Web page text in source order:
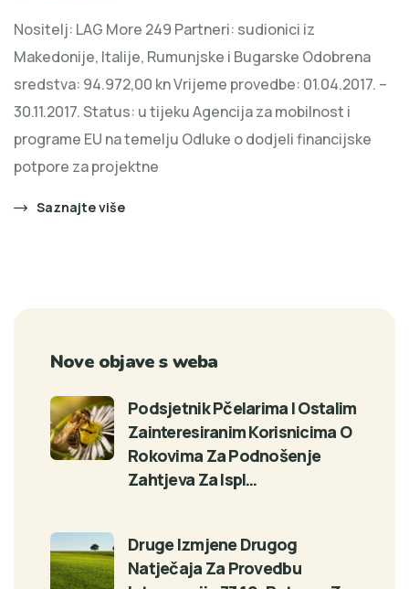
Nositelj: LAG More 249 Partneri: sudionici iz
Makedonije, Italije, Rumunjske i Bugarske Odobrena
sredstva: 94.972,00 kn Vrijeme provedbe: 01.04.2017. –
30.11.2017. Status: u tijeku Agencija za mobilnost i
programe EU na temelju Odluke o dodjeli financijske
potpore za projektne
Saznajte više
Nove objave s weba
Podsjetnik Pčelarima I Ostalim
Zainteresiranim Korisnicima O
Rokovima Za Podnošenje
Zahtjeva Za Ispl…
Druge Izmjene Drugog
Natječaja Za Provedbu